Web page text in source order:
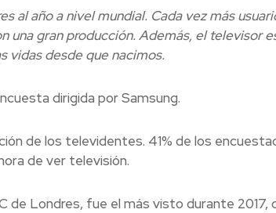
al año a nivel mundial. Cada vez más
una gran producción. Además, el televisor
vidas desde que nacimos.
dirigida por Samsung.
de los televidentes. 41% de los
de ver televisión.
de Londres, fue el más visto durante 2017,